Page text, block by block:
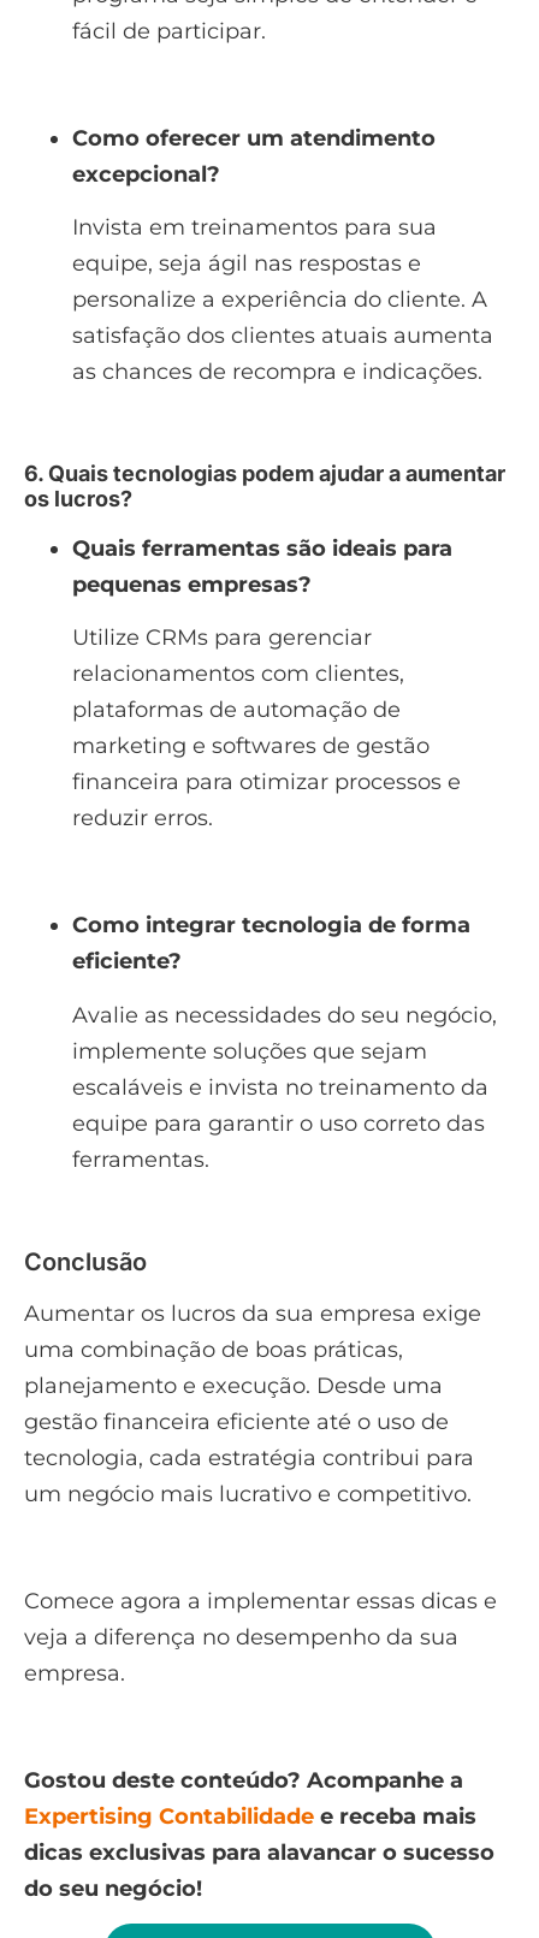
fácil de participar.
Como oferecer um atendimento
excepcional?
Invista em treinamentos para sua
equipe, seja ágil nas respostas e
personalize a experiência do cliente. A
satisfação dos clientes atuais aumenta
as chances de recompra e indicações.
6. Quais tecnologias podem ajudar a aumentar
os lucros?
Quais ferramentas são ideais para
pequenas empresas?
Utilize CRMs para gerenciar
relacionamentos com clientes,
plataformas de automação de
marketing e softwares de gestão
financeira para otimizar processos e
reduzir erros.
Como integrar tecnologia de forma
eficiente?
Avalie as necessidades do seu negócio,
implemente soluções que sejam
escaláveis e invista no treinamento da
equipe para garantir o uso correto das
ferramentas.
Conclusão
Aumentar os lucros da sua empresa exige
uma combinação de boas práticas,
planejamento e execução. Desde uma
gestão financeira eficiente até o uso de
tecnologia, cada estratégia contribui para
um negócio mais lucrativo e competitivo.
Comece agora a implementar essas dicas e
veja a diferença no desempenho da sua
empresa.
Gostou deste conteúdo? Acompanhe a
Expertising Contabilidade e receba mais
dicas exclusivas para alavancar o sucesso
do seu negócio!